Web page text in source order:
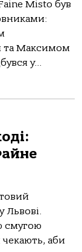
Misto був
та Максимом
у...
Львові.
смугою
аби